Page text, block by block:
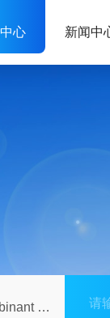
心 新闻中
R054)